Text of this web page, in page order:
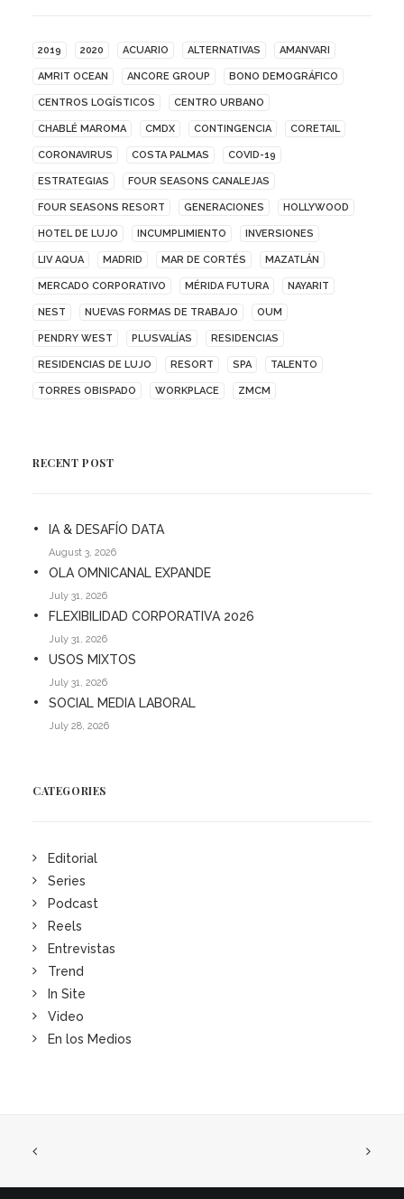
2019 2020 ACUARIO ALTERNATIVAS AMANVARI
AMRIT OCEAN ANCORE GROUP BONO DEMOGRÁFICO
CENTROS LOGÍSTICOS CENTRO URBANO
CHABLÉ MAROMA CMDX CONTINGENCIA CORETAIL
CORONAVIRUS COSTA PALMAS COVID-19
ESTRATEGIAS FOUR SEASONS CANALEJAS
FOUR SEASONS RESORT GENERACIONES HOLLYWOOD
HOTEL DE LUJO INCUMPLIMIENTO INVERSIONES
LIV AQUA MADRID MAR DE CORTÉS MAZATLÁN
MERCADO CORPORATIVO MÉRIDA FUTURA NAYARIT
NEST NUEVAS FORMAS DE TRABAJO OUM
PENDRY WEST PLUSVALÍAS RESIDENCIAS
RESIDENCIAS DE LUJO RESORT SPA TALENTO
TORRES OBISPADO WORKPLACE ZMCM
RECENT POST
IA & DESAFÍO DATA
August 3, 2026
OLA OMNICANAL EXPANDE
July 31, 2026
FLEXIBILIDAD CORPORATIVA 2026
July 31, 2026
USOS MIXTOS
July 31, 2026
SOCIAL MEDIA LABORAL
July 28, 2026
CATEGORIES
Editorial
Series
Podcast
Reels
Entrevistas
Trend
In Site
Video
En los Medios